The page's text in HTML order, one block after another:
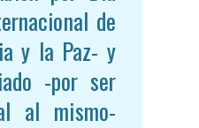
de
y la Paz- y
-por ser
al mismo-